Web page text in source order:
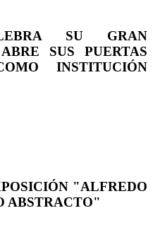
SU GRAN
SUS PUERTAS
INSTITUCIÓN
"ALFREDO
ABSTRACTO"